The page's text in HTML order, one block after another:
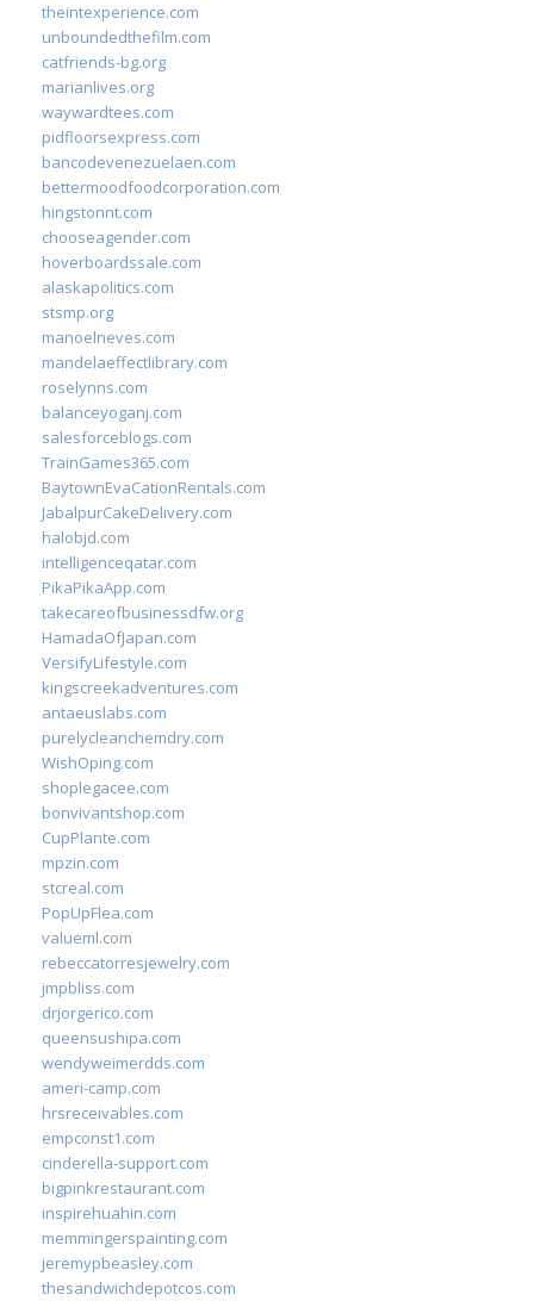
theintexperience.com
unboundedthefilm.com
catfriends-bg.org
marianlives.org
waywardtees.com
pidfloorsexpress.com
bancodevenezuelaen.com
bettermoodfoodcorporation.com
hingstonnt.com
chooseagender.com
hoverboardssale.com
alaskapolitics.com
stsmp.org
manoelneves.com
mandelaeffectlibrary.com
roselynns.com
balanceyoganj.com
salesforceblogs.com
TrainGames365.com
BaytownEvaCationRentals.com
JabalpurCakeDelivery.com
halobjd.com
intelligenceqatar.com
PikaPikaApp.com
takecareofbusinessdfw.org
HamadaOfJapan.com
VersifyLifestyle.com
kingscreekadventures.com
antaeuslabs.com
purelycleanchemdry.com
WishOping.com
shoplegacee.com
bonvivantshop.com
CupPlante.com
mpzin.com
stcreal.com
PopUpFlea.com
valueml.com
rebeccatorresjewelry.com
jmpbliss.com
drjorgerico.com
queensushipa.com
wendyweimerdds.com
ameri-camp.com
hrsreceivables.com
empconst1.com
cinderella-support.com
bigpinkrestaurant.com
inspirehuahin.com
memmingerspainting.com
jeremypbeasley.com
thesandwichdepotcos.com